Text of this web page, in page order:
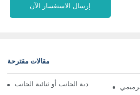
إرسال الاستفسار الآن
مقالات مقترحة
شرائح الماس أحادية الجانب أو ثنائية الجانب